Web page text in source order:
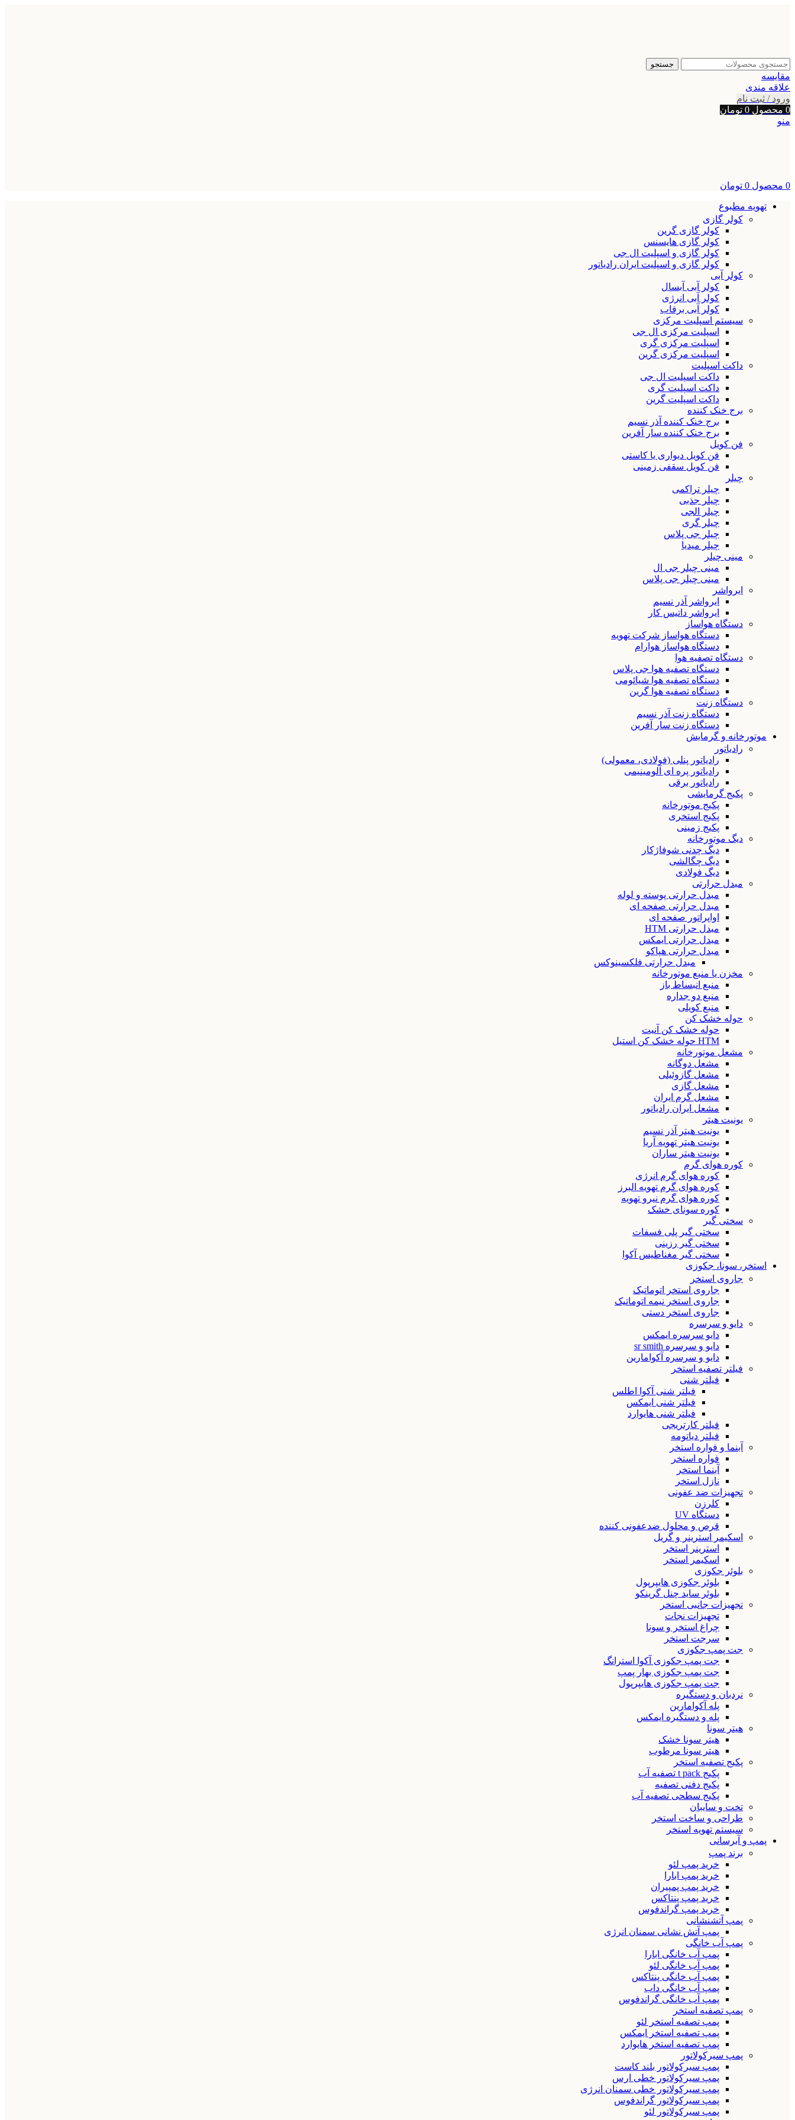
جستجو
مقایسه
علاقه مندی
ورود / ثبت نام
0 محصول 0 تومان
منو
0 محصول 0 تومان
تهویه مطبوع
کولر گازی
کولر گازی گرین
کولر گازی هایسنس
کولر گازی و اسپلیت ال جی
کولر گازی و اسپلیت ایران رادیاتور
کولر آبی
کولر آبی آبسال
کولر آبی انرژی
کولر آبی برفاب
سیستم اسپلیت مرکزی
اسپلیت مرکزی ال جی
اسپلیت مرکزی گری
اسپلیت مرکزی گرین
داکت اسپلیت
داکت اسپلیت ال جی
داکت اسپلیت گری
داکت اسپلیت گرین
برج خنک کننده
برج خنک کننده آذر نسیم
برج خنک کننده سار آفرین
فن کویل
فن کویل دیواری یا کاستی
فن کویل سقفی زمینی
چیلر
چیلر تراکمی
چیلر جذبی
چیلر الجی
چیلر گری
چیلر جی پلاس
چیلر میدیا
مینی چیلر
مینی چیلر جی ال
مینی چیلر جی پلاس
ایرواشر
ایرواشر آذر نسیم
ایرواشر داتیس کار
دستگاه هواساز
دستگاه هواساز شرکت تهویه
دستگاه هواساز هوارام
دستگاه تصفیه هوا
دستگاه تصفیه هوا جی پلاس
دستگاه تصفیه هوا شیائومی
دستگاه تصفیه هوا گرین
دستگاه زنت
دستگاه زنت آذر نسیم
دستگاه زنت سار آفرین
موتورخانه و گرمایش
رادیاتور
رادیاتور پنلی (فولادی، معمولی)
رادیاتور پره ای آلومینیمی
رادیاتور برقی
پکیج گرمایشی
پکیج موتورخانه
پکیج استخری
پکیج زمینی
دیگ موتورخانه
دیگ چدنی شوفاژکار
دیگ چگالشی
دیگ فولادی
مبدل حرارتی
مبدل حرارتی پوسته و لوله
مبدل حرارتی صفحه ای
اواپراتور صفحه ای
مبدل حرارتی HTM
مبدل حرارتی ایمکس
مبدل حرارتی هپاکو
مبدل حرارتی فلکسینوکس
مخزن یا منبع موتورخانه
منبع انبساط باز
منبع دو جداره
منبع کویلی
حوله خشک کن
حوله خشک کن آنیت
HTM حوله خشک کن استیل
مشعل موتورخانه
مشعل دوگانه
مشعل گازوئیلی
مشعل گازی
مشعل گرم ایران
مشعل ایران رادیاتور
یونیت هیتر
یونیت هیتر آذر نسیم
یونیت هیتر تهویه آریا
یونیت هیتر ساران
کوره هوای گرم
کوره هوای گرم انرژی
کوره هوای گرم تهویه البرز
کوره هوای گرم نیرو تهویه
کوره سونای خشک
سختی گیر
سختی گیر پلی فسفات
سختی گیر رزینی
سختی گیر مغناطیس آکوا
استخر، سونا، جکوزی
جاروی استخر
جاروی استخر اتوماتیک
جاروی استخر نیمه اتوماتیک
جاروی استخر دستی
دایو و سرسره
دایو سرسره ایمکس
دایو و سرسره sr smith
دایو و سرسره آکوامارین
فیلتر تصفیه استخر
فیلتر شنی
فیلتر شنی آکوا اطلس
فیلتر شنی ایمکس
فیلتر شنی هایوارد
فیلتر کارتریجی
فیلتر دیاتومه
آبنما و فواره استخر
فواره استخر
آبنما استخر
نازل استخر
تجهیزات ضد عفونی
کلرزن
دستگاه UV
قرص و محلول ضدعفونی کننده
اسکیمر استرینر و گریل
استرینر استخر
اسکیمر استخر
بلوئر جکوزی
بلوئر جکوزی هایپرپول
بلوئر ساید چنل گرینکو
تجهیزات جانبی استخر
تجهیزات نجات
چراغ استخر و سونا
سرجت استخر
جت پمپ جکوزی
جت پمپ جکوزی آکوا استرانگ
جت پمپ جکوزی بهار پمپ
جت پمپ جکوزی هایپرپول
نردبان و دستگیره
پله آکوامارین
پله و دستگیره ایمکس
هیتر سونا
هیتر سونا خشک
هیتر سونا مرطوب
پکیج تصفیه استخر
پکیج t pack تصفیه آب
پکیج دفنی تصفیه
پکیج سطحی تصفیه آب
تخت و سایبان
طراحی و ساخت استخر
سیستم تهویه استخر
پمپ و آبرسانی
برند پمپ
خرید پمپ لئو
خرید پمپ ابارا
خرید پمپ پمپیران
خرید پمپ پنتاکس
خرید پمپ گراندفوس
پمپ آتشنشانی
پمپ آتش نشانی سمنان انرژی
پمپ آب خانگی
پمپ آب خانگی ابارا
پمپ آب خانگی لئو
پمپ آب خانگی پنتاکس
پمپ آب خانگی داب
پمپ آب خانگی گراندفوس
پمپ تصفیه استخر
پمپ تصفیه استخر لئو
پمپ تصفیه استخر ایمکس
پمپ تصفیه استخر هایوارد
پمپ سیرکولاتور
پمپ سیرکولاتور بلند کاست
پمپ سیرکولاتور خطی ارس
پمپ سیرکولاتور خطی سمنان انرژی
پمپ سیرکولاتور گراندفوس
پمپ سیرکولاتور لئو